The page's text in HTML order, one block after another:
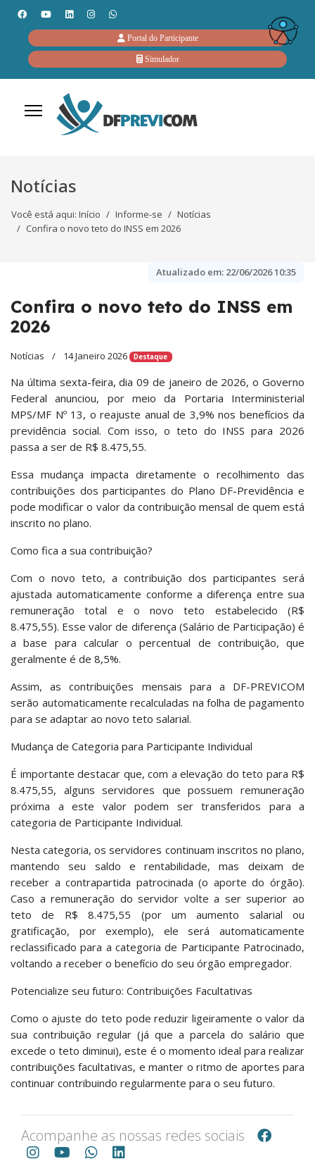
Portal do Participante
Simulador
Notícias
Você está aqui: Início Informe-se
Notícias
Confira o novo teto do INSS em 2026
Atualizado em: 22/06/2026 10:35
Confira o novo teto do INSS em
2026
Notícias 14 Janeiro 2026 Destaque
Na última sexta-feira, dia 09 de janeiro de 2026, o Governo
Federal anunciou, por meio da Portaria Interministerial
MPS/MF Nº 13, o reajuste anual de 3,9% nos benefícios da
previdência social. Com isso, o teto do INSS para 2026
passa a ser de R$ 8.475,55.
Essa mudança impacta diretamente o recolhimento das
contribuições dos participantes do Plano DF-Previdência e
pode modificar o valor da contribuição mensal de quem está
inscrito no plano.
Como fica a sua contribuição?
Com o novo teto, a contribuição dos participantes será
ajustada automaticamente conforme a diferença entre sua
remuneração total e o novo teto estabelecido (R$
8.475,55). Esse valor de diferença (Salário de Participação) é
a base para calcular o percentual de contribuição, que
geralmente é de 8,5%.
Assim, as contribuições mensais para a DF-PREVICOM
serão automaticamente recalculadas na folha de pagamento
para se adaptar ao novo teto salarial.
Mudança de Categoria para Participante Individual
É importante destacar que, com a elevação do teto para R$
8.475,55, alguns servidores que possuem remuneração
próxima a este valor podem ser transferidos para a
categoria de Participante Individual.
Nesta categoria, os servidores continuam inscritos no plano,
mantendo seu saldo e rentabilidade, mas deixam de
receber a contrapartida patrocinada (o aporte do órgão).
Caso a remuneração do servidor volte a ser superior ao
teto de R$ 8.475,55 (por um aumento salarial ou
gratificação, por exemplo), ele será automaticamente
reclassificado para a categoria de Participante Patrocinado,
voltando a receber o benefício do seu órgão empregador.
Potencialize seu futuro: Contribuições Facultativas
Como o ajuste do teto pode reduzir ligeiramente o valor da
sua contribuição regular (já que a parcela do salário que
excede o teto diminui), este é o momento ideal para realizar
contribuições facultativas, e manter o ritmo de aportes para
continuar contribuindo regularmente para o seu futuro.
Acompanhe as nossas redes sociais